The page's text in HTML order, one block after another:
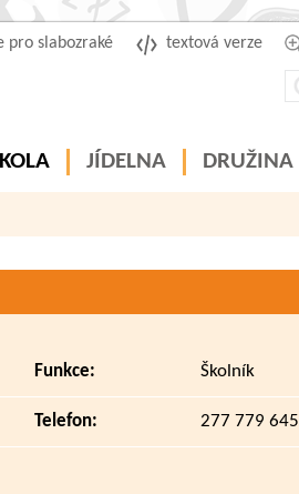
textová verze
pro slabozraké
JÍDELNA DRUŽINA
Funkce: Školník
Telefon: 277 779 645